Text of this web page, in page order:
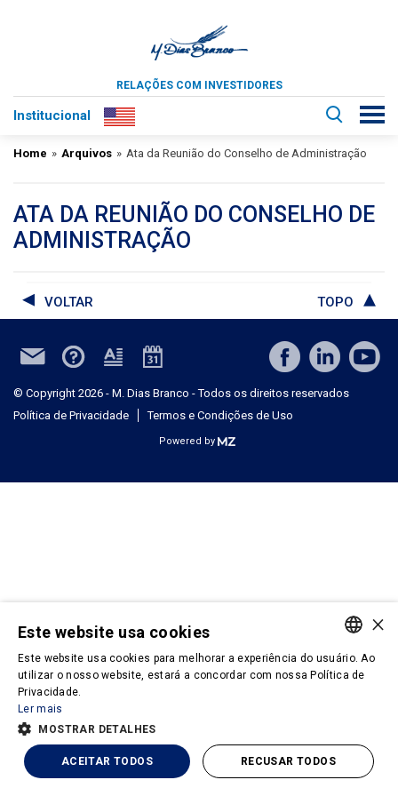
RELAÇÕES COM INVESTIDORES
Institucional
Home » Arquivos » Ata da Reunião do Conselho de Administração
ATA DA REUNIÃO DO CONSELHO DE
ADMINISTRAÇÃO
VOLTAR TOPO
© Copyright 2026 - M. Dias Branco - Todos os direitos reservados
Política de Privacidade
Termos e Condições de Uso
Powered by
PORTUGUESE
×
Este website usa cookies
Este website usa cookies para melhorar a experiência do usuário. Ao
utilizar o nosso website, estará a concordar com nossa Política de
Privacidade.
Ler mais
MOSTRAR DETALHES
ACEITAR TODOS RECUSAR TODOS